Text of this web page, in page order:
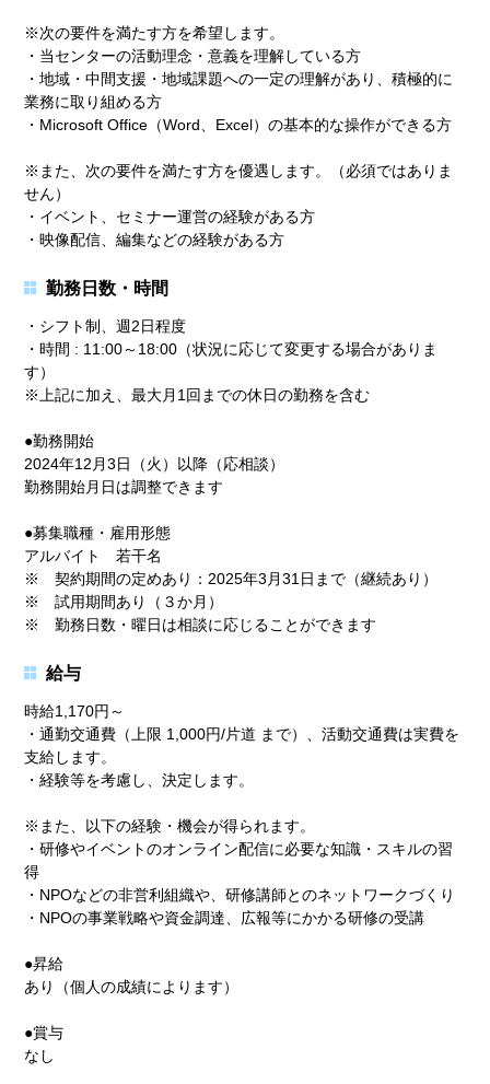
※次の要件を満たす方を希望します。
・当センターの活動理念・意義を理解している方
・地域・中間支援・地域課題への一定の理解があり、積極的に
業務に取り組める方
・Microsoft Office（Word、Excel）の基本的な操作ができる方
※また、次の要件を満たす方を優遇します。（必須ではありま
せん）
・イベント、セミナー運営の経験がある方
・映像配信、編集などの経験がある方
勤務日数・時間
・シフト制、週2日程度
・時間 : 11:00～18:00（状況に応じて変更する場合がありま
す）
※上記に加え、最大月1回までの休日の勤務を含む
●勤務開始
2024年12月3日（火）以降（応相談）
勤務開始月日は調整できます
●募集職種・雇用形態
アルバイト 若干名
※ 契約期間の定めあり：2025年3月31日まで（継続あり）
※ 試用期間あり（３か月）
※ 勤務日数・曜日は相談に応じることができます
給与
時給1,170円～
・通勤交通費（上限 1,000円/片道 まで）、活動交通費は実費を
支給します。
・経験等を考慮し、決定します。
※また、以下の経験・機会が得られます。
・研修やイベントのオンライン配信に必要な知識・スキルの習
得
・NPOなどの非営利組織や、研修講師とのネットワークづくり
・NPOの事業戦略や資金調達、広報等にかかる研修の受講
●昇給
あり（個人の成績によります）
●賞与
なし